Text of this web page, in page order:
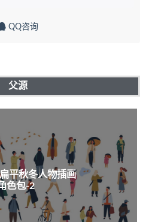
QQ咨询
父源
平秋冬人物插画
色包-2